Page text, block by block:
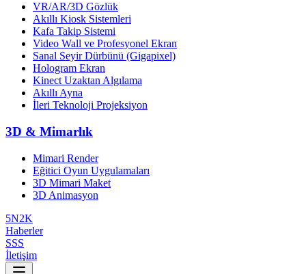
VR/AR/3D Gözlük
Akıllı Kiosk Sistemleri
Kafa Takip Sistemi
Video Wall ve Profesyonel Ekran
Sanal Seyir Dürbünü (Gigapixel)
Hologram Ekran
Kinect Uzaktan Algılama
Akıllı Ayna
İleri Teknoloji Projeksiyon
3D & Mimarlık
Mimari Render
Eğitici Oyun Uygulamaları
3D Mimari Maket
3D Animasyon
5N2K
Haberler
SSS
İletişim